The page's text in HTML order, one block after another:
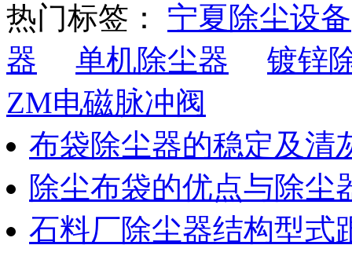
热门标签： 宁夏除尘设备
器
单机除尘器
镀锌
ZM电磁脉冲阀
布袋除尘器的稳定及清
除尘布袋的优点与除尘
石料厂除尘器结构型式